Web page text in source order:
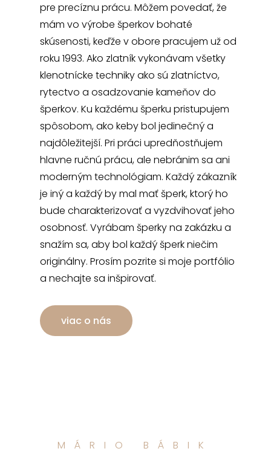
pre precíznu prácu. Môžem povedať, že
mám vo výrobe šperkov bohaté
skúsenosti, keďže v obore pracujem už od
roku 1993. Ako zlatník vykonávam všetky
klenotnícke techniky ako sú zlatníctvo,
rytectvo a osadzovanie kameňov do
šperkov. Ku každému šperku pristupujem
spôsobom, ako keby bol jedinečný a
najdôležitejší. Pri práci upredňostňujem
hlavne ručnú prácu, ale nebránim sa ani
moderným technológiam. Každý zákazník
je iný a každý by mal mať šperk, ktorý ho
bude charakterizovať a vyzdvihovať jeho
osobnosť. Vyrábam šperky na zakázku a
snažím sa, aby bol každý šperk niečim
originálny. Prosím pozrite si moje portfólio
a nechajte sa inšpirovať.
viac o nás
MÁRIO BÁBIK